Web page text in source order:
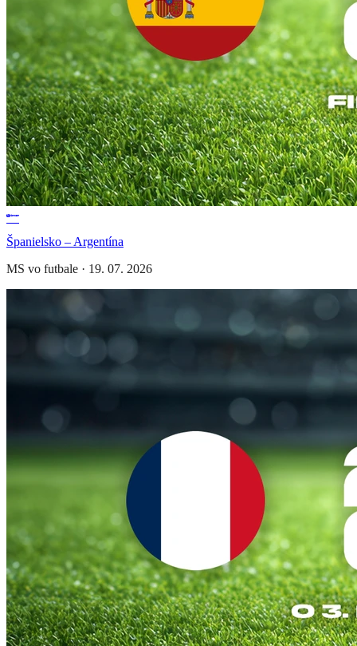
Španielsko – Argentína
MS vo futbale · 19. 07. 2026